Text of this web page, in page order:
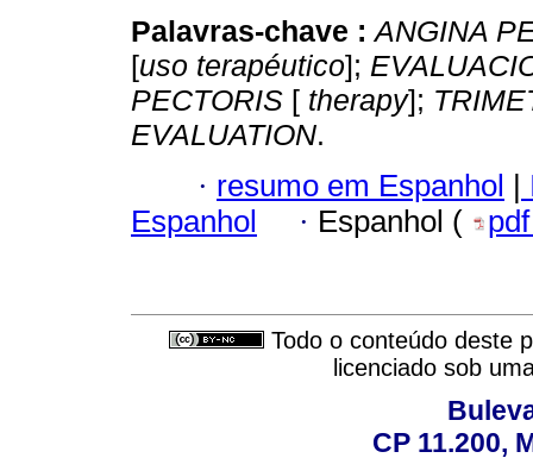
Palavras-chave :ANGINA
[uso terapéutico];
PECTORIS [ therapy];
EVALUATION.
· resumo em Espanhol |
Espanhol
· Espanhol (
Todo o conteúdo deste
licenciado sob
CP 11.200,